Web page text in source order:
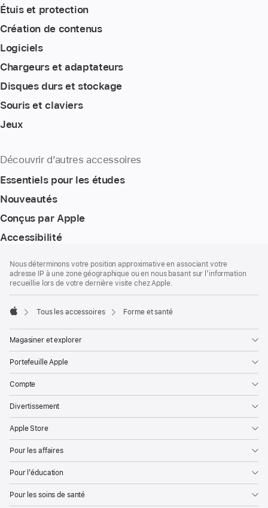
Étuis et protection
Création de contenus
Logiciels
Chargeurs et adaptateurs
Disques durs et stockage
Souris et claviers
Jeux
Découvrir d’autres accessoires
Essentiels pour les études
Nouveautés
Conçus par Apple
Accessibilité
de
page
de
bas
Nous déterminons votre position approximative en associant votre
adresse IP à une zone géographique ou en nous basant sur l’information
recueillie lors de votre dernière visite chez Apple.
Tous les accessoires Forme et santé
Magasiner et explorer
Portefeuille Apple
Compte
Divertissement
Apple Store
Pour les affaires
Pour l’éducation
Pour les soins de santé